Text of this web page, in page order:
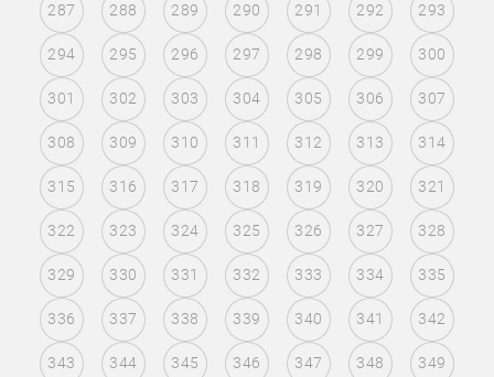
287 288 289 290 291 292 293
294 295 296 297 298 299 300
301 302 303 304 305 306 307
308 309 310 311 312 313 314
315 316 317 318 319 320 321
322 323 324 325 326 327 328
329 330 331 332 333 334 335
336 337 338 339 340 341 342
343 344 345 346 347 348 349